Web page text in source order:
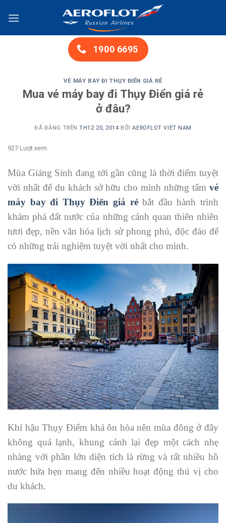
đến
1900 6695
VÉ MÁY BAY ĐI THỤY ĐIỂN GIÁ RẺ
Mua vé máy bay đi Thụy Điển giá rẻ
ở đâu?
ĐÃ ĐĂNG TRÊNTH12 20, 2014 BỞIAEROFLOT VIET NAM
927 Lượt xem
Mùa Giáng Sinh đang tới gần cũng là thời điểm tuyệt
vời nhất để du khách sở hữu cho mình những tấm vé
máy bay đi Thụy Điển giá rẻbắt đầu hành trình
khám phá đất nước của những cảnh quan thiên nhiên
tươi đẹp, nền văn hóa lịch sử phong phú, độc đáo để
có những trải nghiệm tuyệt vời nhất cho mình.
Khí hậu Thụy Điểm khá ôn hòa nên mùa đông ở đây
không quá lạnh, khung cảnh lại đẹp một cách nhẹ
nhàng với phần lớn diện tích là rừng và rất nhiều hồ
nước hứa hẹn mang đến nhiều hoạt động thú vị cho
du khách.